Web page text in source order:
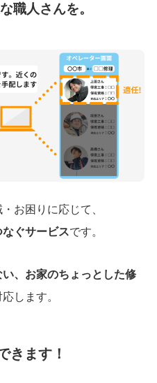
職人さんを。
お困りに応じて、
ぐサービスです。
い、お家のちょっとした修
します。
きます！